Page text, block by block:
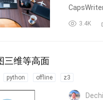
3.4K
三维等高面
python offline z3